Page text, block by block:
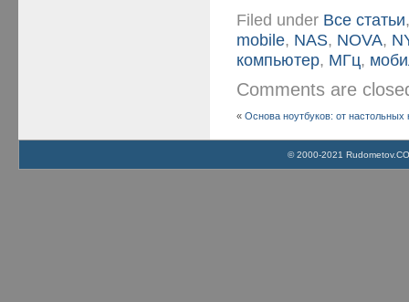
Filed under Все статьи
mobile, NAS, NOVA,
компьютер, МГц,
Comments are
«Основа ноутбуков: от
© 2000-2021